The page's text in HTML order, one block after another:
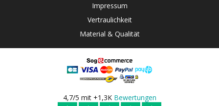
Impressum
Vertraulichkeit
Material & Qualität
4,7/5 mit +1,3K Bewertungen